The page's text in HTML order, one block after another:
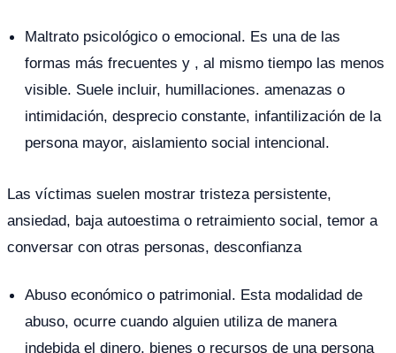
Maltrato psicológico o emocional. Es una de las
formas más frecuentes y , al mismo tiempo las menos
visible. Suele incluir, humillaciones. amenazas o
intimidación, desprecio constante, infantilización de la
persona mayor, aislamiento social intencional.
Las víctimas suelen mostrar tristeza persistente,
ansiedad, baja autoestima o retraimiento social, temor a
conversar con otras personas, desconfianza
Abuso económico o patrimonial. Esta modalidad de
abuso, ocurre cuando alguien utiliza de manera
indebida el dinero, bienes o recursos de una persona